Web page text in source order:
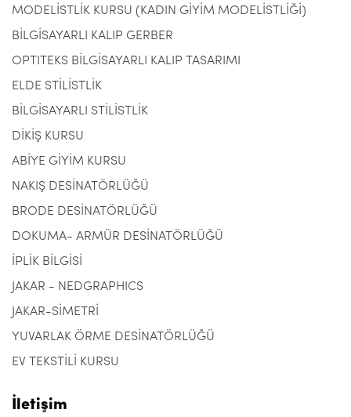
MODELİSTLİK KURSU (KADIN GİYİM MODELİSTLİĞİ)
BİLGİSAYARLI KALIP GERBER
OPTITEKS BİLGİSAYARLI KALIP TASARIMI
ELDE STİLİSTLİK
BİLGİSAYARLI STİLİSTLİK
DİKİŞ KURSU
ABİYE GİYİM KURSU
NAKIŞ DESİNATÖRLÜĞÜ
BRODE DESİNATÖRLÜĞÜ
DOKUMA- ARMÜR DESİNATÖRLÜĞÜ
İPLİK BİLGİSİ
JAKAR - NEDGRAPHICS
JAKAR-SİMETRİ
YUVARLAK ÖRME DESİNATÖRLÜĞÜ
EV TEKSTİLİ KURSU
İletişim